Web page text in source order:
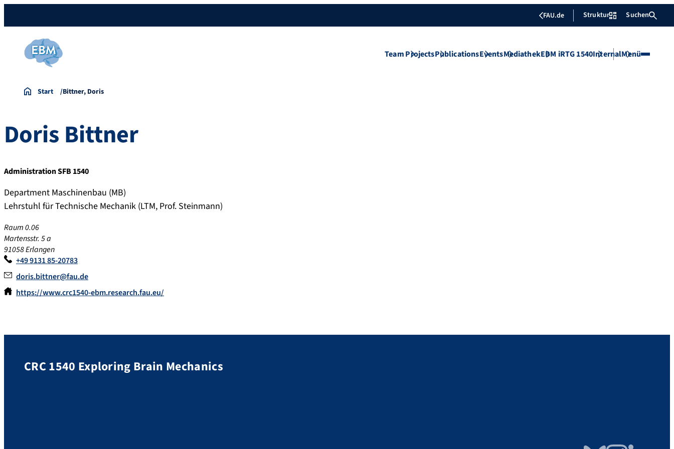
FAU.de Struktur Suchen
TeamProjectsPublicationsEventsMediathekEBM iRTG 1540InternalMenü
Start Bittner, Doris
Doris Bittner
Administration SFB 1540
Department Maschinenbau (MB)
Lehrstuhl für Technische Mechanik (LTM, Prof. Steinmann)
Raum 0.06
Martensstr. 5 a
91058 Erlangen
+49 9131 85-20783
doris.bittner@fau.de
https://www.crc1540-ebm.research.fau.eu/
CRC 1540 Exploring Brain Mechanics